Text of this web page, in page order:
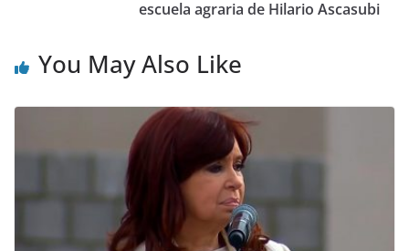
escuela agraria de Hilario Ascasubi
You May Also Like